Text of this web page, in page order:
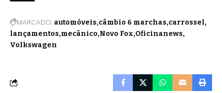
MARCADO: automóveis câmbio 6 marchas carrossel
lançamentos mecânico Novo Fox Oficinanews
Volkswagen